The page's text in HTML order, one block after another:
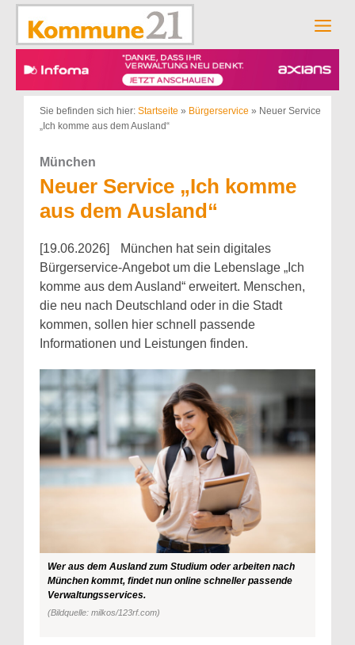
Zum
springen
Sie befinden sich hier: Startseite » Bürgerservice » Neuer Service
„Ich komme aus dem Ausland“
München
Neuer Service „Ich komme
aus dem Ausland“
[19.06.2026] München hat sein digitales
Bürgerservice-Angebot um die Lebenslage „Ich
komme aus dem Ausland“ erweitert. Menschen,
die neu nach Deutschland oder in die Stadt
kommen, sollen hier schnell passende
Informationen und Leistungen finden.
Wer aus dem Ausland zum Studium oder arbeiten nach
München kommt, findet nun online schneller passende
Verwaltungsservices.
(Bildquelle: milkos/123rf.com)